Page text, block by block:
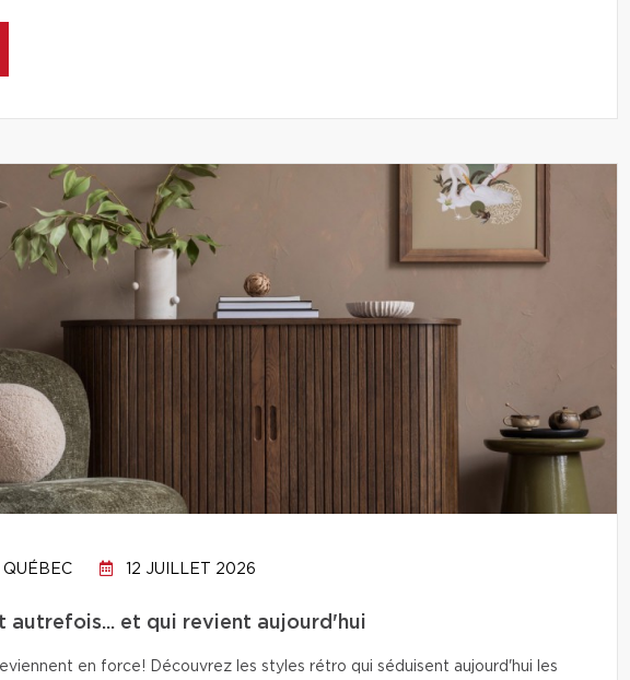
12 JUILLET 2026
autrefois... et qui revient aujourd'hui
en force! Découvrez les styles rétro qui séduisent aujourd'hui les